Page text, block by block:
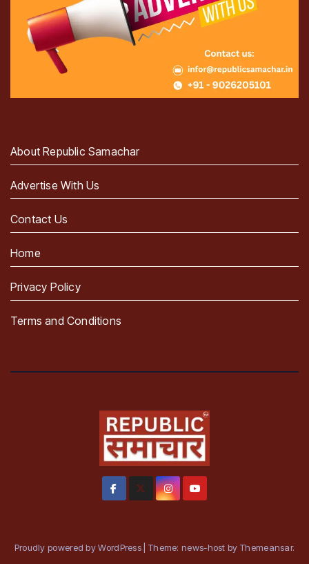
About Republic Samachar
Advertise With Us
Contact Us
Home
Privacy Policy
Terms and Conditions
Proudly powered by WordPress Theme: news-host by Themeansar.